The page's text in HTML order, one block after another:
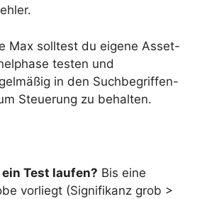
Max solltest du eigene Asset-
testen und
in den Suchbegriffen-
Steuerung zu behalten.
Test laufen? Bis eine
vorliegt (Signifikanz grob >